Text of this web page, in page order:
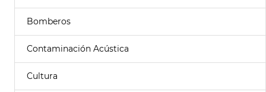
Bomberos
Contaminación Acústica
Cultura